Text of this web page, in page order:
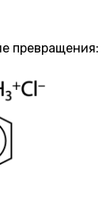
превращения: